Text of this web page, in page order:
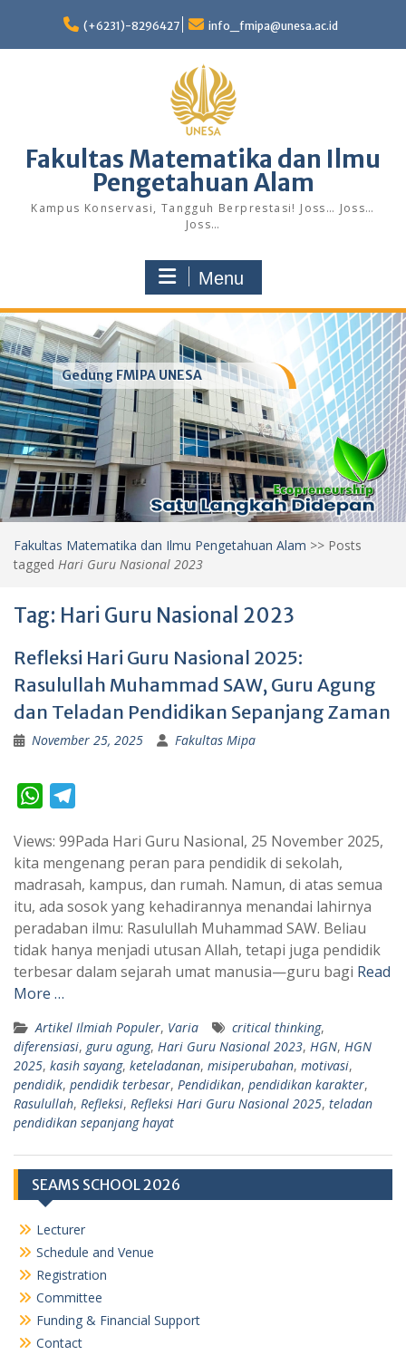
content
(+6231)-8296427 info_fmipa@unesa.ac.id
Fakultas Matematika dan Ilmu
Pengetahuan Alam
Kampus Konservasi, Tangguh Berprestasi! Joss… Joss…
Joss…
Menu
Gedung FMIPA UNESA
Fakultas Matematika dan Ilmu Pengetahuan Alam >> Posts
tagged Hari Guru Nasional 2023
Tag: Hari Guru Nasional 2023
Refleksi Hari Guru Nasional 2025:
Rasulullah Muhammad SAW, Guru Agung
dan Teladan Pendidikan Sepanjang Zaman
November 25, 2025 Fakultas Mipa
W
a
t
s
A
p
p
l
e
g
r
a
m
Views: 99Pada Hari Guru Nasional, 25 November 2025,
kita mengenang peran para pendidik di sekolah,
madrasah, kampus, dan rumah. Namun, di atas semua
itu, ada sosok yang kehadirannya menandai lahirnya
peradaban ilmu: Rasulullah Muhammad SAW. Beliau
tidak hanya menjadi utusan Allah, tetapi juga pendidik
terbesar dalam sejarah umat manusia—guru bagi Read
More …
Artikel Ilmiah Populer, Varia critical thinking,
diferensiasi, guru agung, Hari Guru Nasional 2023, HGN, HGN
2025, kasih sayang, keteladanan, misiperubahan, motivasi,
pendidik, pendidik terbesar, Pendidikan, pendidikan karakter,
Rasulullah, Refleksi, Refleksi Hari Guru Nasional 2025, teladan
pendidikan sepanjang hayat
SEAMS SCHOOL 2026
Lecturer
Schedule and Venue
Registration
Committee
Funding & Financial Support
Contact